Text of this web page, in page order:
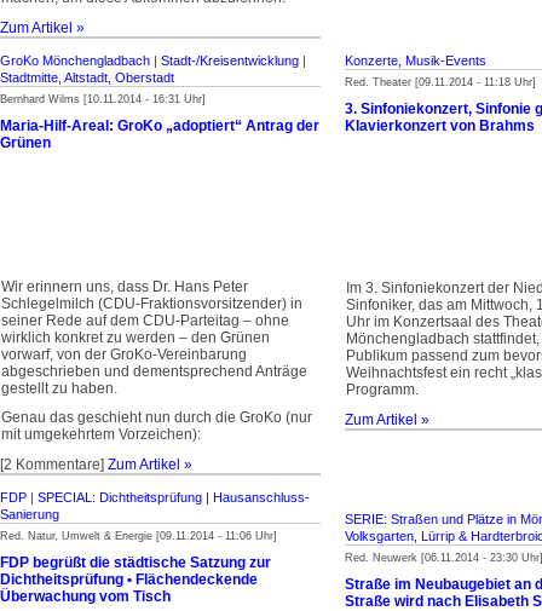
Zum Artikel »
GroKo Mönchengladbach | Stadt-/Kreisentwicklung |
Stadtmitte, Altstadt, Oberstadt
Bernhard Wilms [10.11.2014 - 16:31 Uhr]
Maria-Hilf-Areal: GroKo „adoptiert“ Antrag der
Grünen
Wir erinnern uns, dass Dr. Hans Peter
Schlegelmilch (CDU-Fraktionsvorsitzender) in
seiner Rede auf dem CDU-Parteitag – ohne
wirklich konkret zu werden – den Grünen
vorwarf, von der GroKo-Verein­barung
abgeschrieben und dement­sprechend Anträge
gestellt zu haben.
Genau das geschieht nun durch die GroKo (nur
mit umgekehrtem Vorzeichen):
[2 Kommentare] Zum Artikel »
Konzerte, Musik-Events
Red. Theater [09.11.2014 - 11:18 Uhr]
3. Sinfoniekonzert, Sinfonie
Klavierkonzert von Brahms
Im 3. Sinfoniekonzert der
Sinfoniker, das am Mittwoch,
Uhr im Konzertsaal des
Mönchengladbach
Publikum passend zum
Weihnachtsfest ein recht
Programm.
Zum Artikel »
FDP | SPECIAL: Dichtheitsprüfung | Hausanschluss-
Sanierung
Red. Natur, Umwelt & Energie [09.11.2014 - 11:06 Uhr]
FDP begrüßt die städtische Satzung zur
Dichtheitsprüfung • Flächendeckende
Überwachung vom Tisch
SERIE: Straßen und Plätze in
Volksgarten, Lürrip &
Red. Neuwerk [06.11.2014 - 23:30 Uhr]
Straße im Neubaugebiet an
Straße wird nach Elisabeth